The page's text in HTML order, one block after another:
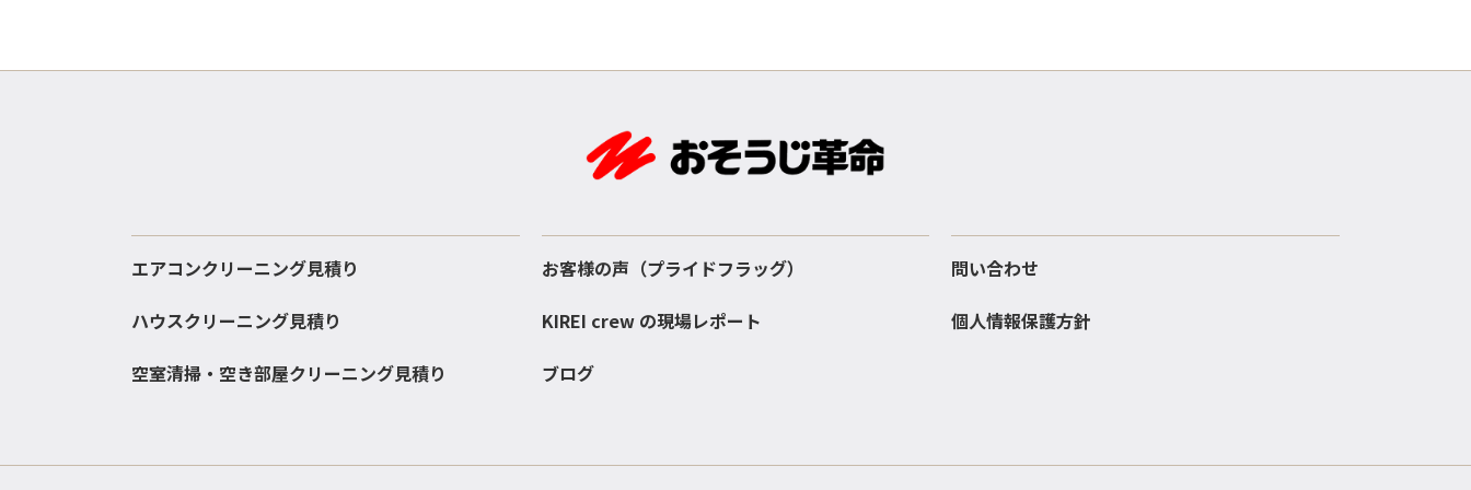
エアコンクリーニング見積り
ハウスクリーニング見積り
空室清掃・空き部屋クリーニング見積り
お客様の声（プライドフラッグ）
KIREI crew の現場レポート
ブログ
問い合わせ
個人情報保護方針